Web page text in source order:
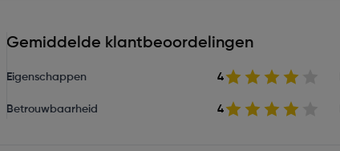
Gemiddelde klantbeoordelingen
Eigenschappen 4
Betrouwbaarheid 4